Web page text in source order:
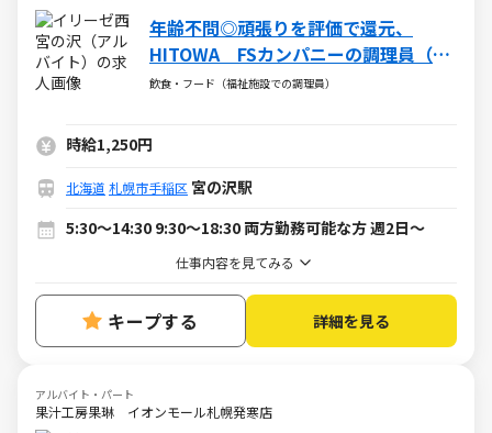
年齢不問◎頑張りを評価で還元、
HITOWA FSカンパニーの調理員（ア
ルバイト・パート）求人
飲食・フード（福祉施設での調理員）
時給1,250円
北海道 札幌市手稲区 宮の沢駅
5:30～14:30 9:30～18:30 両方勤務可能な方 週2日～
仕事内容を見てみる
キープする 詳細を見る
アルバイト・パート
果汁工房果琳 イオンモール札幌発寒店